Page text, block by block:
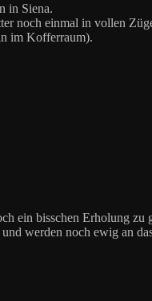
in Siena.
noch einmal in vollen
im Kofferraum).
ein bisschen Erholung zu
werden noch ewig an